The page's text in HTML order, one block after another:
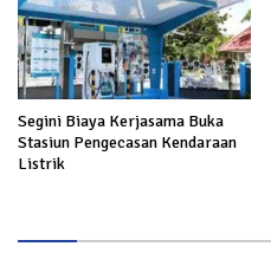
Segini Biaya Kerjasama Buka
Stasiun Pengecasan Kendaraan
Listrik